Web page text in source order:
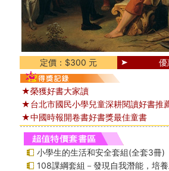
定價：$300 元
★榮獲好書大家讀
★台北市國民小學兒童深耕閱讀好書推
★中國時報開卷書好書獎最佳童書
小學生的生活和安全套組(全套3冊)
108課綱套組－發現自我潛能，培